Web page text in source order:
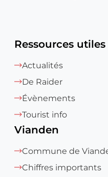
Ressources utiles
Actualités
De Raider
Évènements
Tourist info
Vianden
Commune de
Chiffres importants